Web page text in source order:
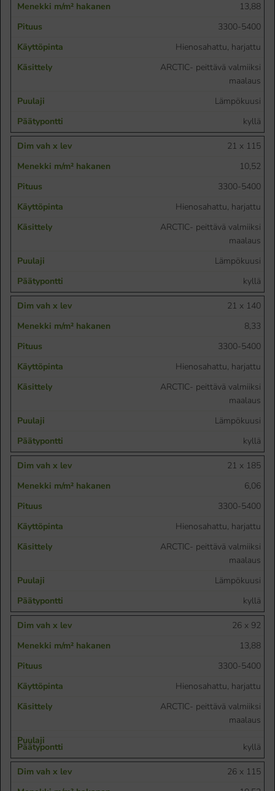
13,88
3300-5400
Hienosahattu, harjattu
ARCTIC- peittävä valmiiksi
maalaus
Lämpökuusi
kyllä
21 x 115
10,52
3300-5400
Hienosahattu, harjattu
ARCTIC- peittävä valmiiksi
maalaus
Lämpökuusi
kyllä
21 x 140
8,33
3300-5400
Hienosahattu, harjattu
ARCTIC- peittävä valmiiksi
maalaus
Lämpökuusi
kyllä
21 x 185
6,06
3300-5400
Hienosahattu, harjattu
ARCTIC- peittävä valmiiksi
maalaus
Lämpökuusi
kyllä
26 x 92
13,88
3300-5400
Hienosahattu, harjattu
ARCTIC- peittävä valmiiksi
maalaus
kyllä
26 x 115